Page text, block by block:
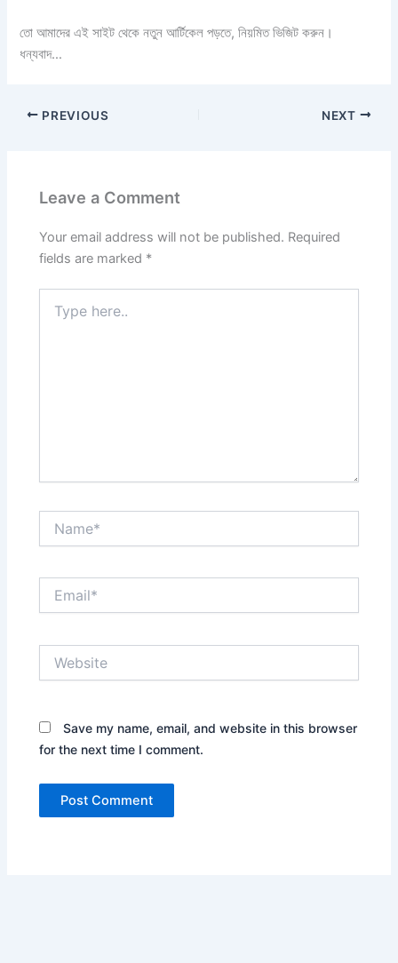
তো আমাদের এই সাইট থেকে নতুন আর্টিকেল পড়তে, নিয়মিত ভিজিট করুন।
ধন্যবাদ…
PREVIOUS NEXT
Leave a Comment
Your email address will not be published. Required
fields are marked *
here..
Save my name, email, and website in this browser
for the next time I comment.